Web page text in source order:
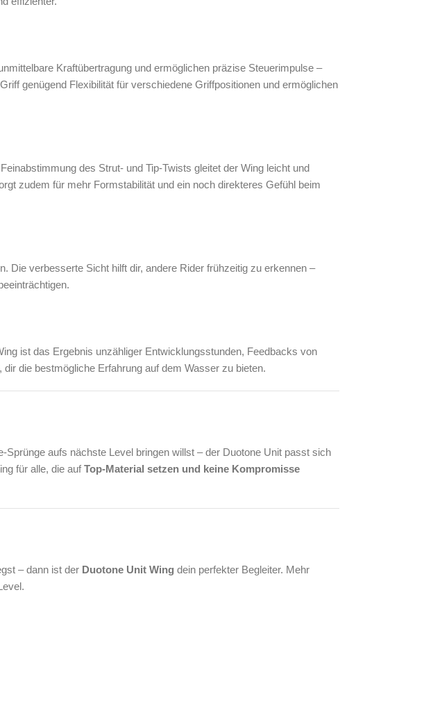
Kraftübertragung und ermöglichen präzise Steuerimpulse –
genügend Flexibilität für verschiedene Griffpositionen und ermöglichen
des Strut- und Tip-Twists gleitet der Wing leicht und
zudem für mehr Formstabilität und ein noch direkteres Gefühl beim
Die verbesserte Sicht hilft dir, andere Rider frühzeitig zu erkennen –
ist das Ergebnis unzähliger Entwicklungsstunden, Feedbacks von
die bestmögliche Erfahrung auf dem Wasser zu bieten.
aufs nächste Level bringen willst – der Duotone Unit passt sich
für alle, die aufTop-Material setzen und keine Kompromisse
– dann ist der Duotone Unit Wing dein perfekter Begleiter. Mehr